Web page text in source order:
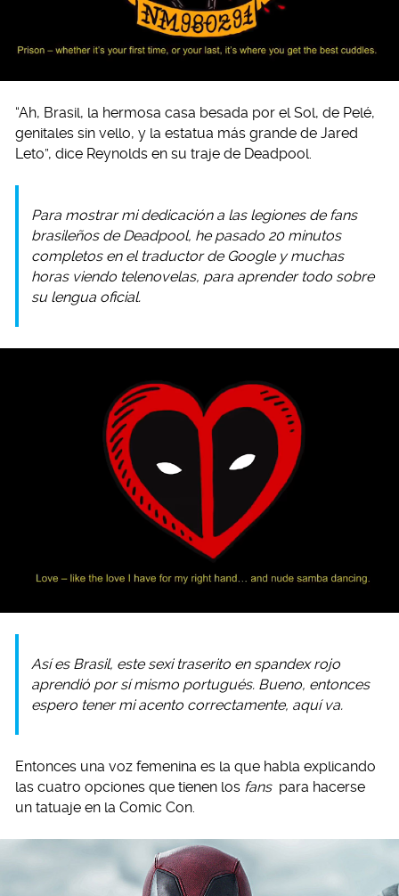
“Ah, Brasil, la hermosa casa besada por el Sol, de Pelé,
genitales sin vello, y la estatua más grande de Jared
Leto”, dice Reynolds en su traje de Deadpool.
Para mostrar mi dedicación a las legiones de fans
brasileños de Deadpool, he pasado 20 minutos
completos en el traductor de Google y muchas
horas viendo telenovelas, para aprender todo sobre
su lengua oficial.
Así es Brasil, este sexi traserito en spandex rojo
aprendió por sí mismo portugués. Bueno, entonces
espero tener mi acento correctamente, aquí va.
Entonces una voz femenina es la que habla explicando
las cuatro opciones que tienen los fans para hacerse
un tatuaje en la Comic Con.